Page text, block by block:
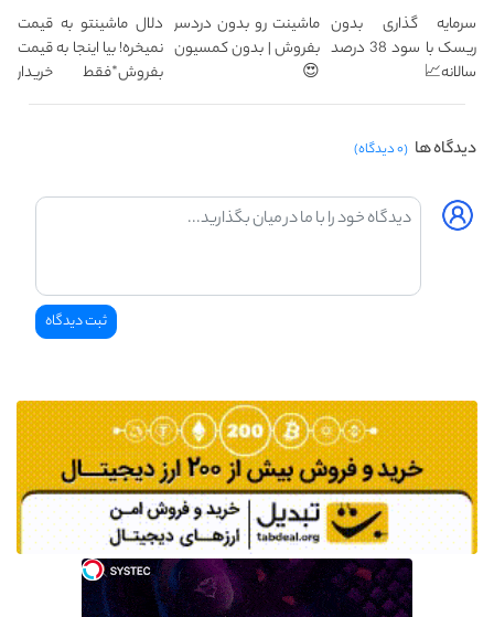
سرمایه گذاری بدون
ریسک با سود 38 درصد
سالانه📈
ماشینت رو بدون دردسر
بفروش | بدون کمسیون
😍
دلال ماشینتو به قیمت
نمیخره! بیا اینجا به قیمت
بفروش*فقط خریدار
واقعی*
دیدگاه ها (۰ دیدگاه)